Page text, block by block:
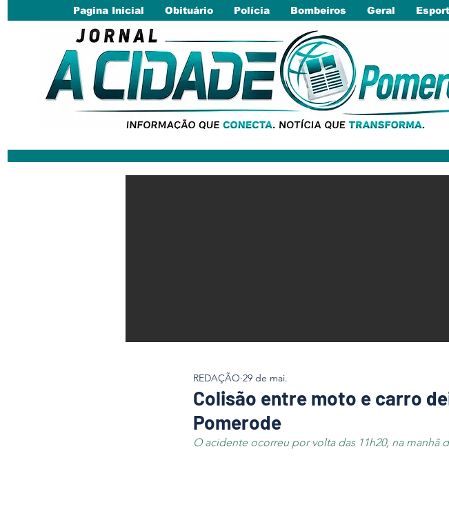
Pagina Inicial Obituário Polícia Bombeiros Geral
Colisão entre moto e carro
Pomerode
REDAÇÃO 29 de mai.
O acidente ocorreu por volta das 11h20, na manhã